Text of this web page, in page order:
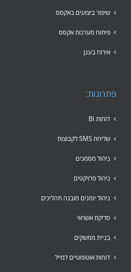
שיפור ביצועים באקסס
פיתוח מערכות אקסס
אירוח בענן
פתרונות:
דוחות BI
שליחת SMS לקבוצות
ניהול מסמכים
ניהול פרויקטים
ניהול יומנים מובנה תהליכים
סליקת אשראי
בניית ממשקים
דוחות אוטומטיים למייל